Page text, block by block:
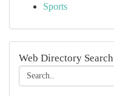
Sports
Web Directory Search